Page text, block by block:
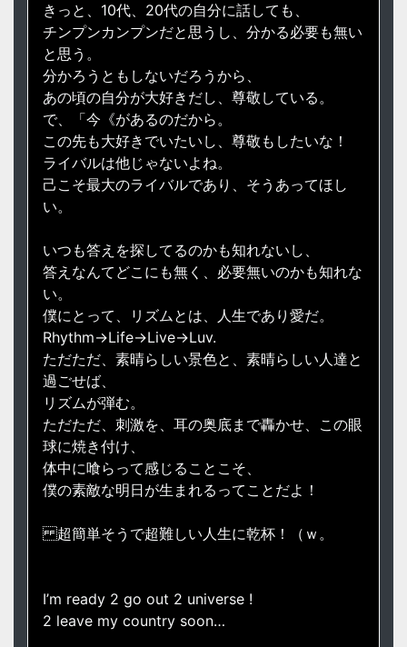
きっと、10代、20代の自分に話しても、
チンプンカンプンだと思うし、分かる必要も無い
と思う。
分かろうともしないだろうから、
あの頃の自分が大好きだし、尊敬している。
で、「今《があるのだから。
この先も大好きでいたいし、尊敬もしたいな！
ライバルは他じゃないよね。
己こそ最大のライバルであり、そうあってほし
い。
いつも答えを探してるのかも知れないし、
答えなんてどこにも無く、必要無いのかも知れな
い。
僕にとって、リズムとは、人生であり愛だ。
Rhythm→Life→Live→Luv.
ただただ、素晴らしい景色と、素晴らしい人達と
過ごせば、
リズムが弾む。
ただただ、刺激を、耳の奥底まで轟かせ、この眼
球に焼き付け、
体中に喰らって感じることこそ、
僕の素敵な明日が生まれるってことだよ！
超簡単そうで超難しい人生に乾杯！（ｗ。
I’m ready 2 go out 2 universe !
2 leave my country soon…